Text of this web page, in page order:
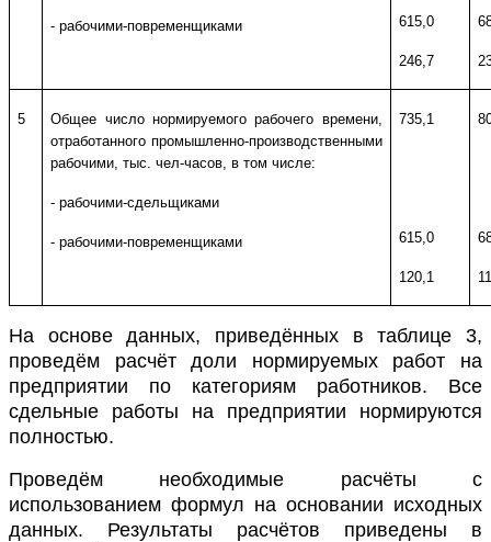
- рабочими-повременщиками 615,0
246,7
5
Общее число нормируемого рабочего времени,
отработанного промышленно-производственными
рабочими, тыс. чел-часов, в том числе:
- рабочими-сдельщиками
- рабочими-повременщиками
735,1
615,0
120,1
На основе данных, приведённых в таблице 3,
проведём расчёт доли нормируемых работ на
предприятии по категориям работников. Все
сдельные работы на предприятии нормируются
полностью.
Проведём необходимые расчёты с
использованием формул на основании исходных
данных. Результаты расчётов приведены в